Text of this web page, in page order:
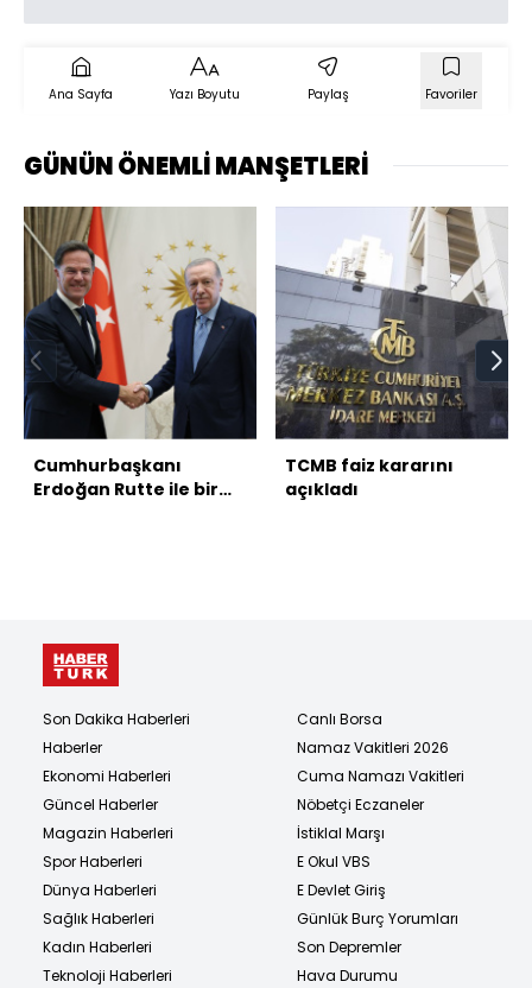
Ana Sayfa Yazı Boyutu Paylaş Favoriler
GÜNÜN ÖNEMLİ MANŞETLERİ
Cumhurbaşkanı
Erdoğan Rutte ile bir
TCMB faiz kararını
açıkladı
Son Dakika Haberleri
Haberler
Ekonomi Haberleri
Güncel Haberler
Magazin Haberleri
Spor Haberleri
Dünya Haberleri
Sağlık Haberleri
Kadın Haberleri
Teknoloji Haberleri
Canlı Borsa
Namaz Vakitleri 2026
Cuma Namazı Vakitleri
Nöbetçi Eczaneler
İstiklal Marşı
E Okul VBS
E Devlet Giriş
Günlük Burç Yorumları
Son Depremler
Hava Durumu